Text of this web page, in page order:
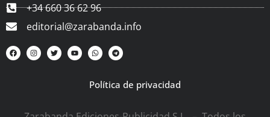
+34 660 36 62 96
editorial@zarabanda.info
Política de privacidad